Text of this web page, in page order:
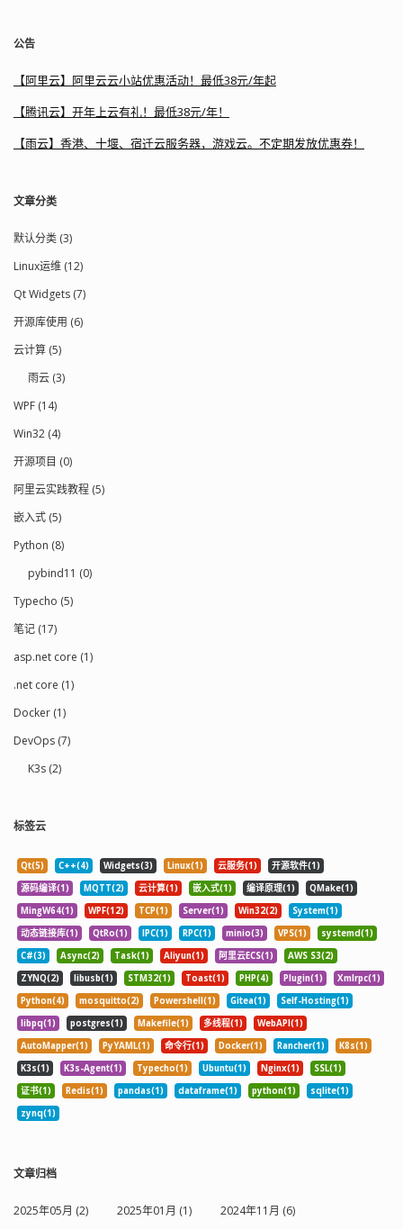
公告
【阿里云】阿里云云小站优惠活动！最低38元/年起
【腾讯云】开年上云有礼！最低38元/年！
【雨云】香港、十堰、宿迁云服务器，游戏云。不定期发放优惠券！
文章分类
默认分类 (3)
Linux运维 (12)
Qt Widgets (7)
开源库使用 (6)
云计算 (5)
雨云 (3)
WPF (14)
Win32 (4)
开源项目 (0)
阿里云实践教程 (5)
嵌入式 (5)
Python (8)
pybind11 (0)
Typecho (5)
笔记 (17)
asp.net core (1)
.net core (1)
Docker (1)
DevOps (7)
K3s (2)
标签云
Qt(5) C++(4) Widgets(3) Linux(1) 云服务(1)
开源软件(1)
源码编译(1)
MQTT(2) 云计算(1) 嵌入式(1) 编译原理(1)
QMake(1)
MingW64(1)
WPF(12) TCP(1) Server(1) Win32(2)
System(1)
动态链接库(1)
QtRo(1) IPC(1) RPC(1) minio(3) VPS(1)
systemd(1)
C#(3)
Async(2) Task(1) Aliyun(1) 阿里云ECS(1)
AWS S3(2)
ZYNQ(2)
libusb(1) STM32(1) Toast(1) PHP(4) Plugin(1)
Xmlrpc(1)
Python(4)
mosquitto(2) Powershell(1) Gitea(1)
Self-Hosting(1)
libpq(1)
postgres(1) Makefile(1) 多线程(1)
WebAPI(1)
AutoMapper(1)
PyYAML(1) 命令行(1) Docker(1) Rancher(1)
K8s(1)
K3s(1)
K3s-Agent(1) Typecho(1) Ubuntu(1) Nginx(1)
SSL(1)
证书(1)
Redis(1) pandas(1) dataframe(1) python(1)
sqlite(1)
zynq(1)
文章归档
2025年05月 (2) 2025年01月 (1) 2024年11月 (6)